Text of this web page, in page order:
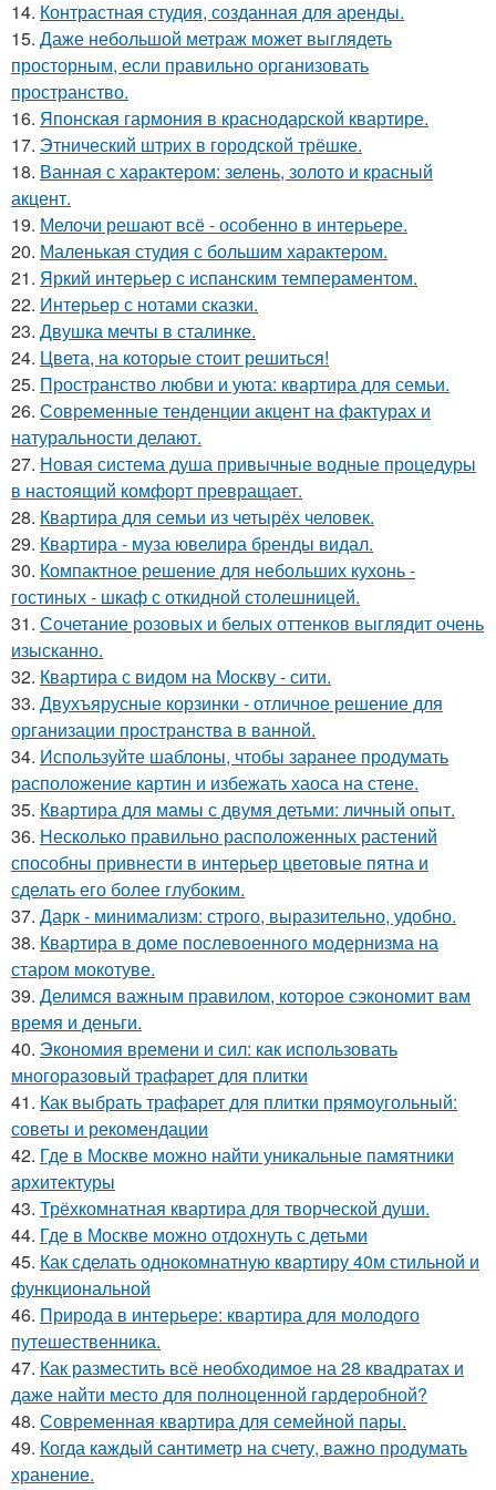
14. Контрастная студия, созданная для аренды.
15. Даже небольшой метраж может выглядеть
просторным, если правильно организовать
пространство.
16. Японская гармония в краснодарской квартире.
17. Этнический штрих в городской трёшке.
18. Ванная с характером: зелень, золото и красный
акцент.
19. Мелочи решают всё - особенно в интерьере.
20. Маленькая студия с большим характером.
21. Яркий интерьер с испанским темпераментом.
22. Интерьер с нотами сказки.
23. Двушка мечты в сталинке.
24. Цвета, на которые стоит решиться!
25. Пространство любви и уюта: квартира для семьи.
26. Современные тенденции акцент на фактурах и
натуральности делают.
27. Новая система душа привычные водные процедуры
в настоящий комфорт превращает.
28. Квартира для семьи из четырёх человек.
29. Квартира - муза ювелира бренды видал.
30. Компактное решение для небольших кухонь -
гостиных - шкаф с откидной столешницей.
31. Сочетание розовых и белых оттенков выглядит очень
изысканно.
32. Квартира с видом на Москву - сити.
33. Двухъярусные корзинки - отличное решение для
организации пространства в ванной.
34. Используйте шаблоны, чтобы заранее продумать
расположение картин и избежать хаоса на стене.
35. Квартира для мамы с двумя детьми: личный опыт.
36. Несколько правильно расположенных растений
способны привнести в интерьер цветовые пятна и
сделать его более глубоким.
37. Дарк - минимализм: строго, выразительно, удобно.
38. Квартира в доме послевоенного модернизма на
старом мокотуве.
39. Делимся важным правилом, которое сэкономит вам
время и деньги.
40. Экономия времени и сил: как использовать
многоразовый трафарет для плитки
41. Как выбрать трафарет для плитки прямоугольный:
советы и рекомендации
42. Где в Москве можно найти уникальные памятники
архитектуры
43. Трёхкомнатная квартира для творческой души.
44. Где в Москве можно отдохнуть с детьми
45. Как сделать однокомнатную квартиру 40м стильной и
функциональной
46. Природа в интерьере: квартира для молодого
путешественника.
47. Как разместить всё необходимое на 28 квадратах и
даже найти место для полноценной гардеробной?
48. Современная квартира для семейной пары.
49. Когда каждый сантиметр на счету, важно продумать
хранение.